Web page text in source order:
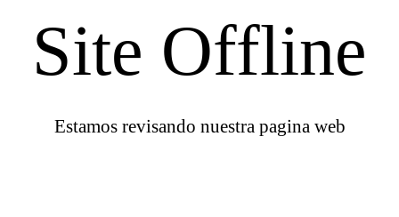
Site Offline
Estamos revisando nuestra pagina web